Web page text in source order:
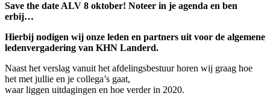
Save the date ALV 8 oktober! Noteer in je agenda en ben
erbij…
Hierbij nodigen wij onze leden en partners uit voor de algemene
ledenvergadering van KHN Landerd.
Naast het verslag vanuit het afdelingsbestuur horen wij graag hoe
het met jullie en je collega’s gaat,
waar liggen uitdagingen en hoe verder in 2020.